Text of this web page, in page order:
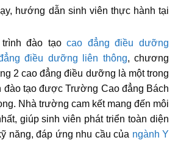
hướng dẫn sinh viên thực hành tại
trình đào tạocao đẳng điều dưỡng
điều dưỡng liên thông, chương
2 cao đẳng điều dưỡng là một trong
tạo được Trường Cao đẳng Bách
Nhà trường cam kết mang đến môi
giúp sinh viên phát triển toàn diện
năng, đáp ứng nhu cầu của ngành Y